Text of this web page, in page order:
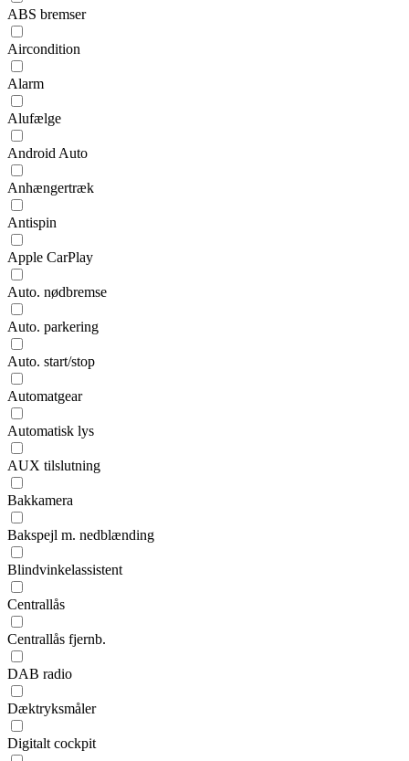
ABS bremser
Aircondition
Alarm
Alufælge
Android Auto
Anhængertræk
Antispin
Apple CarPlay
Auto. nødbremse
Auto. parkering
Auto. start/stop
Automatgear
Automatisk lys
AUX tilslutning
Bakkamera
Bakspejl m. nedblænding
Blindvinkelassistent
Centrallås
Centrallås fjernb.
DAB radio
Dæktryksmåler
Digitalt cockpit